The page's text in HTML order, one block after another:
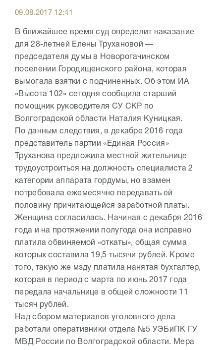
09.08.2017 12:41
В ближайшее время суд определит наказание
для 28-летней Елены Трухановой —
председателя думы в Новорогачинском
поселении Городищенского района, которая
вымогала взятки с подчиненных. Об этом ИА
«Высота 102» сегодня сообщила старший
помощник руководителя СУ СКР по
Волгоградской области Наталия Куницкая.
По данным следствия, в декабре 2016 года
представитель партии «Единая Россия»
Труханова предложила местной жительнице
трудоустроиться на должность специалиста 2
категории аппарата гордумы, но взамен
потребовала ежемесячно передавать ей
половину причитающейся заработной платы.
Женщина согласилась. Начиная с декабря 2016
года и на протяжении полугода она исправно
платила обвиняемой «откаты», общая сумма
которых составила 19,5 тысячи рублей. Кроме
того, такую же мзду платила нанятая бухгалтер,
которая в период с марта по июнь 2017 года
передала начальнице в общей сложности 11
тысяч рублей.
Над сбором материалов уголовного дела
работали оперативники отдела №5 УЭБиПК ГУ
МВД России по Волгоградской области. Мера